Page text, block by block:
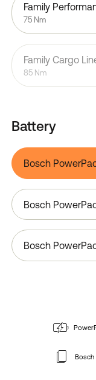
Bosch
Family
75 Nm
Family Cargo
85 Nm
Battery
Bosch
Bosch
Bosch